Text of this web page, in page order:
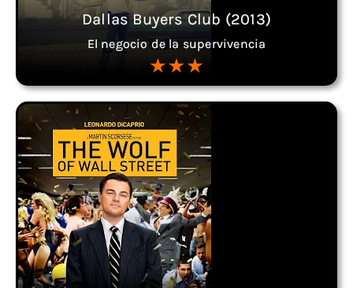
Dallas Buyers Club (2013)
El negocio de la supervivencia